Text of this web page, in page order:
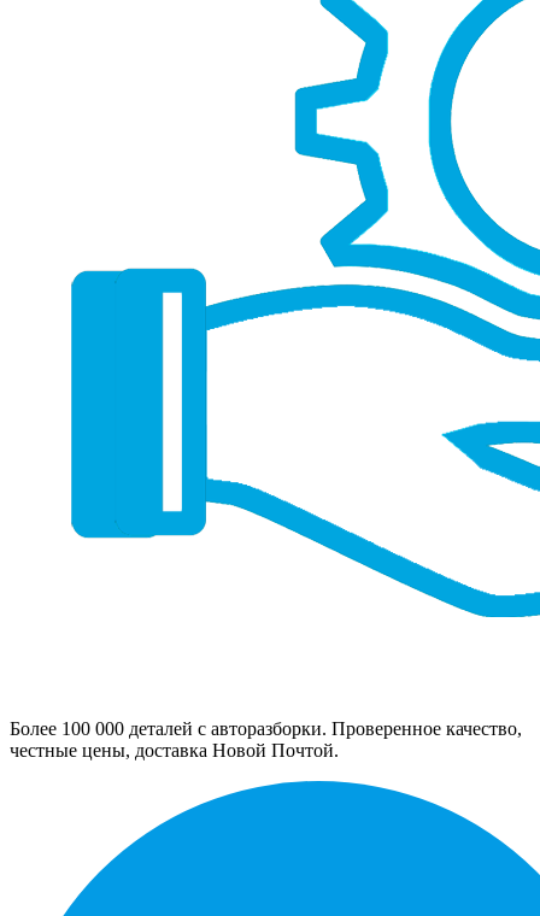
Более 100 000 деталей с авторазборки. Проверенное качество,
честные цены, доставка Новой Почтой.